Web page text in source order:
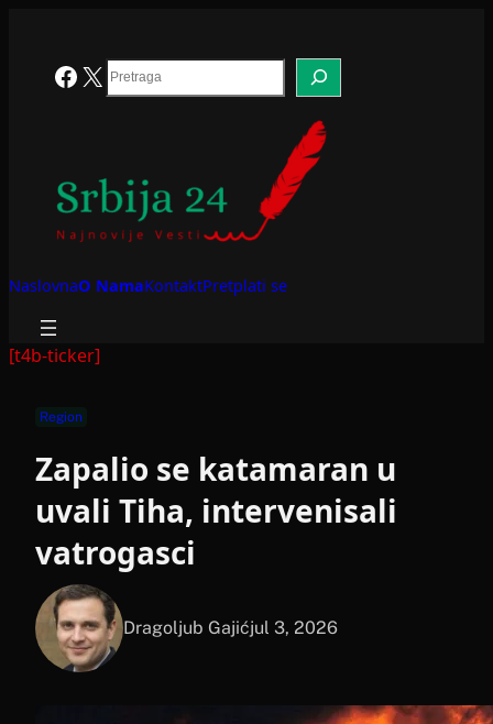
Facebook
X Search
NaslovnaO NamaKontaktPretplati se
[t4b-ticker]
Region
Zapalio se katamaran u
uvali Tiha, intervenisali
vatrogasci
Dragoljub Gajićjul 3, 2026